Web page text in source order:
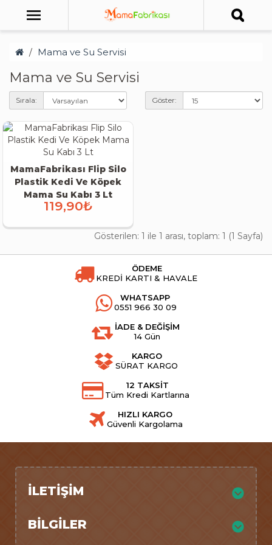
Mama ve Su Servisi
Mama ve Su Servisi
Sırala: Göster:
MamaFabrikası Flip Silo
Plastik Kedi Ve Köpek
Mama Su Kabı 3 Lt
119,90₺
Gösterilen: 1 ile 1 arası, toplam: 1 (1 Sayfa)
ÖDEME
KREDİ KARTI & HAVALE
WHATSAPP
0551 966 30 09
İADE & DEĞİŞİM
14 Gün
KARGO
SÜRAT KARGO
12 TAKSİT
Tüm Kredi Kartlarına
HIZLI KARGO
Güvenli Kargolama
İLETIŞIM
BILGILER